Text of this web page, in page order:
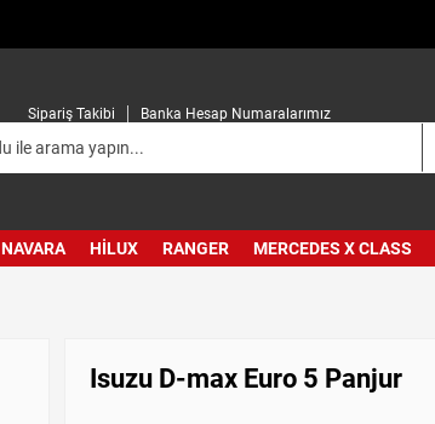
Sipariş Takibi Banka Hesap Numaralarımız
NAVARA HILUX RANGER MERCEDES X CLASS
Isuzu D-max Euro 5 Panjur